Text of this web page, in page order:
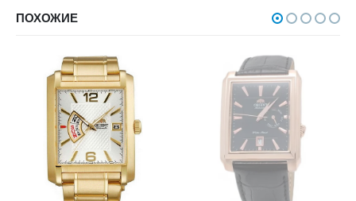
ПОХОЖИЕ
НЕТ В НАЛИЧИИ